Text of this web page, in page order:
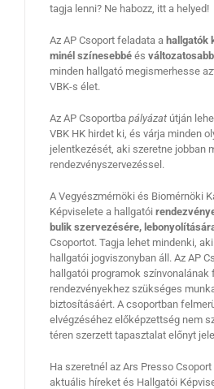
tagja lenni? Ne habozz, itt a helyed!
Az AP Csoport feladata a hallgatók
minél színesebbé és
minden hallgató megismerhesse
VBK-s élet.
Az AP Csoportba pályázat útján
VBK HK hirdet ki, és várja minden
jelentkezését, aki szeretne jobban
rendezvényszervezéssel.
A Vegyészmérnöki és Biomérnöki
Képviselete a hallgatói
bulik szervezésére,
Csoportot. Tagja lehet mindenki,
hallgatói jogviszonyban áll. Az AP
hallgatói programok színvonalának
rendezvényekhez szükséges
biztosításáért. A csoportban
elvégzéséhez előképzettség nem
téren szerzett tapasztalat előnyt
Ha szeretnél az Ars Presso
aktuális híreket és Hallgatói